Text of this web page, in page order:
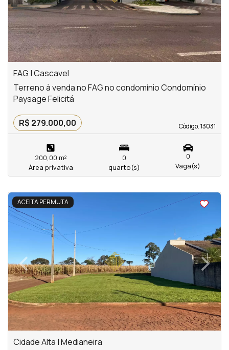
FAG | Cascavel
Código. 13031
Código. 13031
Terreno à venda no FAG no condomínio Condomínio
Paysage Felicitá
R$ 279.000,00
200,00 m²
Área privativa
0
quarto(s)
0
Vaga(s)
ACEITA PERMUTA
<
‹Previous ›
Next
Cidade Alta | Medianeira